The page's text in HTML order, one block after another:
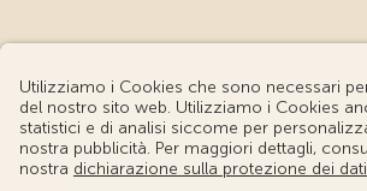
© Touring Club Svizzero